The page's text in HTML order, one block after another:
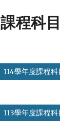
課程科
114學年度課程
113學年度課程